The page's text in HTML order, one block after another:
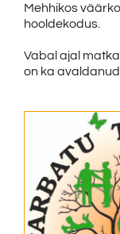
Mehhikos
hooldekodus.
Vabal ajal
on ka